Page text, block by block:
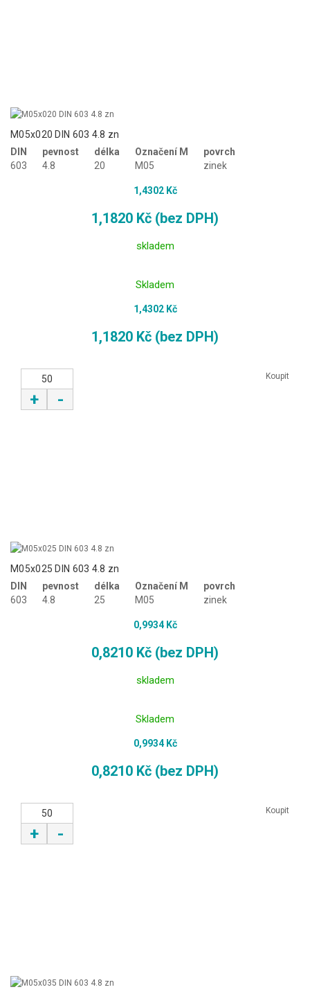
M05x020 DIN 603 4.8 zn
DIN
603
pevnost
4.8
délka
20
Označení M
M05
povrch
zinek
1,4302 Kč
1,1820 Kč (bez DPH)
skladem
Skladem
1,4302 Kč
1,1820 Kč (bez DPH)
+ -
Koupit
M05x025 DIN 603 4.8 zn
DIN
603
pevnost
4.8
délka
25
Označení M
M05
povrch
zinek
0,9934 Kč
0,8210 Kč (bez DPH)
skladem
Skladem
0,9934 Kč
0,8210 Kč (bez DPH)
+ -
Koupit